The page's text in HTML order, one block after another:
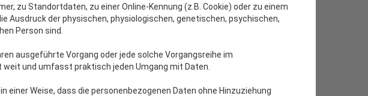
zu Standortdaten, zu einer Online-Kennung (z.B. Cookie) oder zu einem
Ausdruck der physischen, physiologischen, genetischen, psychischen,
Person sind.
ausgeführte Vorgang oder jede solche Vorgangsreihe im
und umfasst praktisch jeden Umgang mit Daten.
einer Weise, dass die personenbezogenen Daten ohne Hinzuziehung